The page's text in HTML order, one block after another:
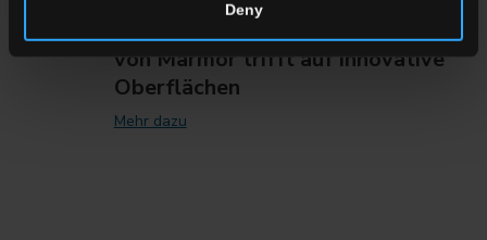
Deny
Marble Boutique: Die Eleganz
von Marmor trifft auf innovative
Oberflächen
Mehr dazu